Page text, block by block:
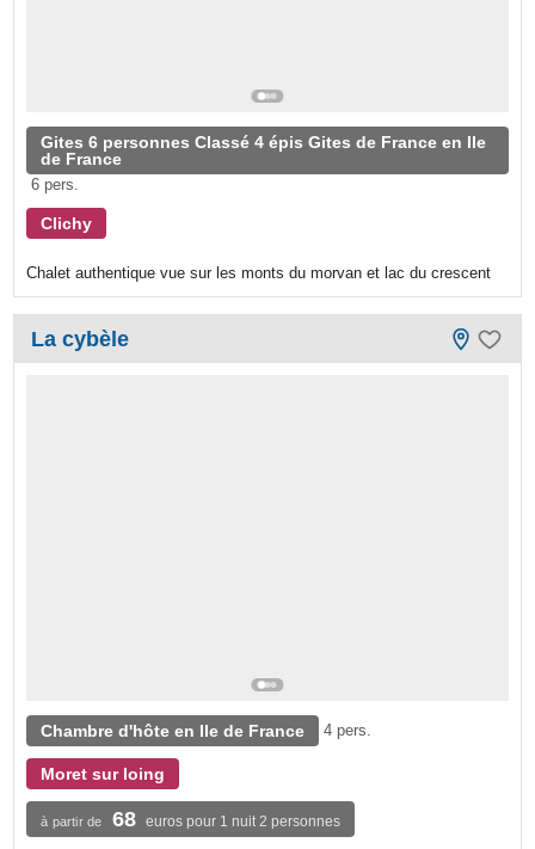
Gites 6 personnes Classé 4 épis Gites de France en Ile
de France
6 pers.
Clichy
Chalet authentique vue sur les monts du morvan et lac du crescent
La cybèle
Chambre d'hôte en Ile de France 4 pers.
Moret sur loing
à partir de 68 euros pour 1 nuit 2 personnes